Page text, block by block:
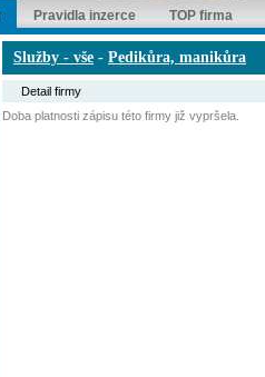
Pravidla inzerce TOP firma
Služby - vše - Pedikůra, manikůra
Detail firmy
Doba platnosti zápisu této firmy již vypršela.